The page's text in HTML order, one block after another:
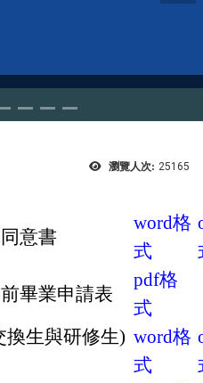
瀏覽人次: 25165
意書
word格
式
畢業申請表
pdf格
式
生與研修生) word格
式